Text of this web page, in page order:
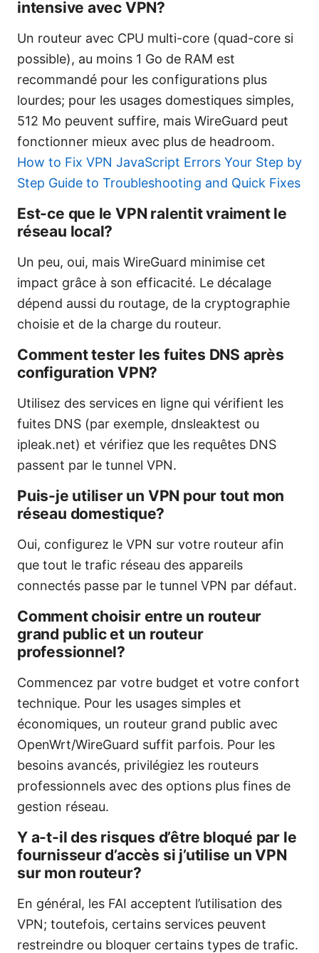
intensive avec VPN?
Un routeur avec CPU multi-core (quad-core si
possible), au moins 1 Go de RAM est
recommandé pour les configurations plus
lourdes; pour les usages domestiques simples,
512 Mo peuvent suffire, mais WireGuard peut
fonctionner mieux avec plus de headroom.
How to Fix VPN JavaScript Errors Your Step by
Step Guide to Troubleshooting and Quick Fixes
Est-ce que le VPN ralentit vraiment le
réseau local?
Un peu, oui, mais WireGuard minimise cet
impact grâce à son efficacité. Le décalage
dépend aussi du routage, de la cryptographie
choisie et de la charge du routeur.
Comment tester les fuites DNS après
configuration VPN?
Utilisez des services en ligne qui vérifient les
fuites DNS (par exemple, dnsleaktest ou
ipleak.net) et vérifiez que les requêtes DNS
passent par le tunnel VPN.
Puis-je utiliser un VPN pour tout mon
réseau domestique?
Oui, configurez le VPN sur votre routeur afin
que tout le trafic réseau des appareils
connectés passe par le tunnel VPN par défaut.
Comment choisir entre un routeur
grand public et un routeur
professionnel?
Commencez par votre budget et votre confort
technique. Pour les usages simples et
économiques, un routeur grand public avec
OpenWrt/WireGuard suffit parfois. Pour les
besoins avancés, privilégiez les routeurs
professionnels avec des options plus fines de
gestion réseau.
Y a-t-il des risques d’être bloqué par le
fournisseur d’accès si j’utilise un VPN
sur mon routeur?
En général, les FAI acceptent l’utilisation des
VPN; toutefois, certains services peuvent
restreindre ou bloquer certains types de trafic.